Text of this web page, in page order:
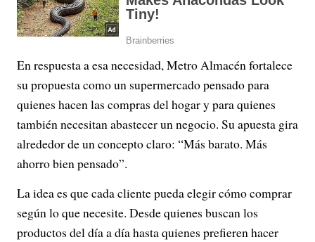
En respuesta a esa necesidad, Metro Almacén fortalece
su propuesta como un supermercado pensado para
quienes hacen las compras del hogar y para quienes
también necesitan abastecer un negocio. Su apuesta gira
alrededor de un concepto claro: “Más barato. Más
ahorro bien pensado”.
La idea es que cada cliente pueda elegir cómo comprar
según lo que necesite. Desde quienes buscan los
productos del día a día hasta quienes prefieren hacer